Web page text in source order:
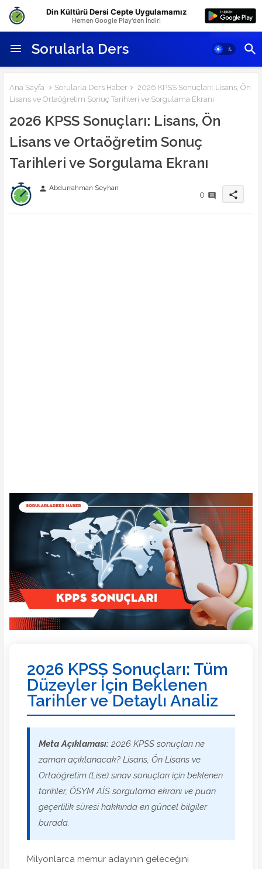
Sorularla Ders
Ana Sayfa Sorularla Ders Haber
2026 KPSS Sonuçları: Lisans, Ön
Lisans ve Ortaöğretim Sonuç Tarihleri ve Sorgulama Ekranı
2026 KPSS Sonuçları: Lisans, Ön
Lisans ve Ortaöğretim Sonuç
Tarihleri ve Sorgulama Ekranı
person Abdurrahman Seyhan
0 share
2026 KPSS Sonuçları: Tüm
Düzeyler İçin Beklenen
Tarihler ve Detaylı Analiz
Meta Açıklaması: 2026 KPSS sonuçları ne
zaman açıklanacak? Lisans, Ön Lisans ve
Ortaöğretim (Lise) sınav sonuçları için beklenen
tarihler, ÖSYM AİS sorgulama ekranı ve puan
geçerlilik süresi hakkında en güncel bilgiler
burada.
Milyonlarca memur adayının geleceğini
Din Kültürü Dersi Cepte Uygulamamız
Hemen Google Play'den İndir!